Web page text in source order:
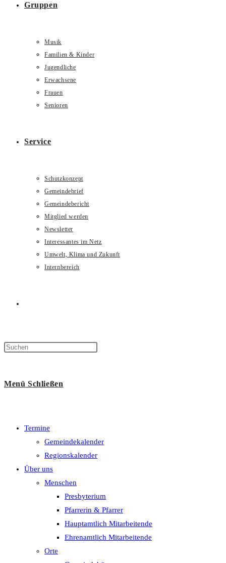
Gruppen
Musik
Familien & Kinder
Jugendliche
Erwachsene
Frauen
Senioren
Service
Schutzkonzept
Gemeindebrief
Gemeindebericht
Mitglied werden
Newsletter
Interessantes im Netz
Umwelt, Klima und Zukunft
Internbereich
umschalten
Menü Schließen
Termine
Gemeindekalender
Regionskalender
Über uns
Menschen
Presbyterium
Pfarrerin & Pfarrer
Hauptamtlich Mitarbeitende
Ehrenamtlich Mitarbeitende
Orte